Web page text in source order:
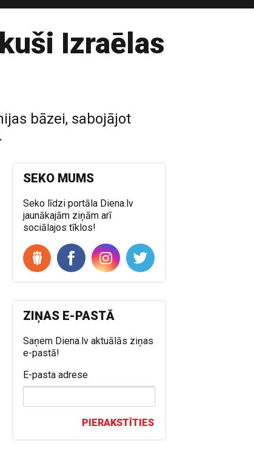
Izraēlas
bāzei, sabojājot
SEKO MUMS
Seko līdzi portāla Diena.lv
jaunākajām ziņām arī
sociālajos tīklos!
ZIŅAS E-PASTĀ
Saņem Diena.lv aktuālās ziņas
e-pastā!
E-pasta adrese
PIERAKSTĪTIES